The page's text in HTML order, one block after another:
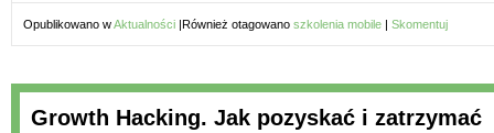
Opublikowano wAktualności |Również otagowano szkolenia mobile | Skomentuj
Growth Hacking. Jak pozyskać i zatrzymać